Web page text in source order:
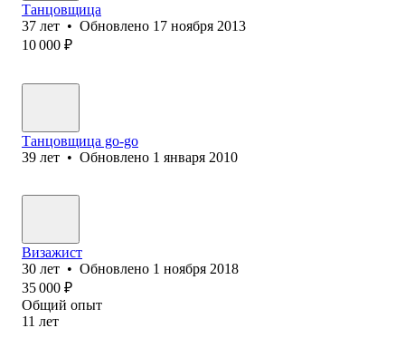
Танцовщица
37 лет • Обновлено 17 ноября 2013
10 000 ₽
Танцовщица go-go
39 лет • Обновлено 1 января 2010
Визажист
30 лет • Обновлено 1 ноября 2018
35 000 ₽
Общий опыт
11 лет